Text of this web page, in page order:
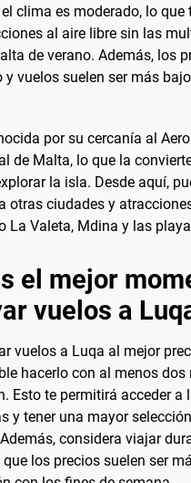
clima es moderado, lo
al aire libre sin las
de verano. Además, los
y vuelos suelen ser más
por su cercanía al
de Malta, lo que la
la isla. Desde aquí,
otras ciudades y
La Valeta, Mdina y las
el mejor
vuelos a
vuelos a Luqa al mejor
hacerlo con al menos dos
Esto te permitirá acceder a
y tener una mayor
considera viajar
los precios suelen ser